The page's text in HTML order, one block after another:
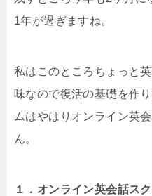
1年が過ぎますね。
私はこのところちょっと
味なので復活の基礎を作
ムはやはりオンライン英
ん。
１．オンライン英会話ス